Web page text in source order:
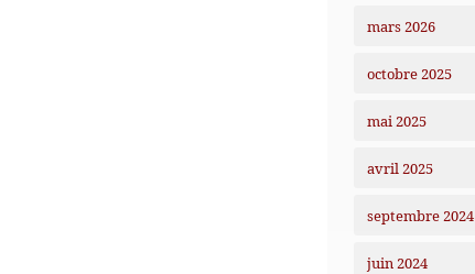
mars 2026
octobre 2025
mai 2025
avril 2025
septembre 2024
juin 2024